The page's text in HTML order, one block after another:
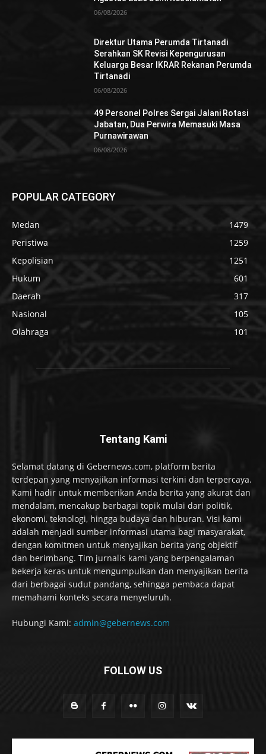
06/08/2026
Direktur Utama Perumda Tirtanadi
Serahkan SK Revisi Kepengurusan
Keluarga Besar IKRAR Rekanan Perumda
Tirtanadi
06/08/2026
49 Personel Polres Sergai Jalani Rotasi
Jabatan, Dua Perwira Memasuki Masa
Purnawirawan
06/08/2026
POPULAR CATEGORY
Medan
1479
Peristiwa
1259
Kepolisian
1251
Hukum
601
Daerah
317
Nasional
105
Olahraga
101
Tentang Kami
Selamat datang di Gebernews.com, platform berita
terdepan yang menyajikan informasi terkini dan terpercaya.
Kami hadir untuk memberikan Anda berita yang akurat dan
mendalam, mencakup berbagai topik mulai dari politik,
ekonomi, teknologi, hingga budaya dan hiburan. Visi kami
adalah menjadi sumber informasi utama bagi masyarakat,
dengan komitmen untuk menyajikan berita yang objektif
dan berimbang. Tim jurnalis kami yang berpengalaman
bekerja keras untuk mengumpulkan dan menyajikan berita
dari berbagai sudut pandang, sehingga pembaca dapat
memahami konteks secara menyeluruh.
Hubungi Kami: admin@gebernews.com
FOLLOW US